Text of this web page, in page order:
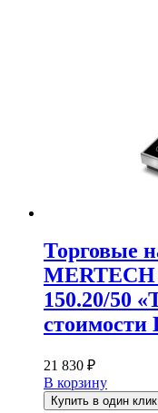
Торговые
150.20/50
стоимости
21 830 ₽
В корзину
Купить в один клик